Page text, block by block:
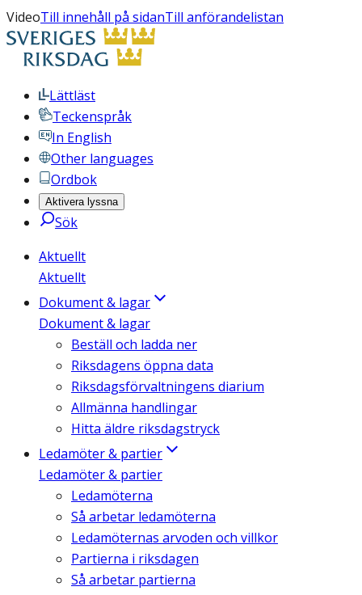
VideoTill innehåll på sidanTill anförandelistan
Lättläst
Teckenspråk
In English
Other languages
Ordbok
Aktivera lyssna
Sök
Aktuellt
Aktuellt
Dokument & lagar
Dokument & lagar
Beställ och ladda ner
Riksdagens öppna data
Riksdagsförvaltningens diarium
Allmänna handlingar
Hitta äldre riksdagstryck
Ledamöter & partier
Ledamöter & partier
Ledamöterna
Så arbetar ledamöterna
Ledamöternas arvoden och villkor
Partierna i riksdagen
Så arbetar partierna